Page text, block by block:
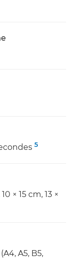
5
× 15 cm, 13 ×
A5, B5,